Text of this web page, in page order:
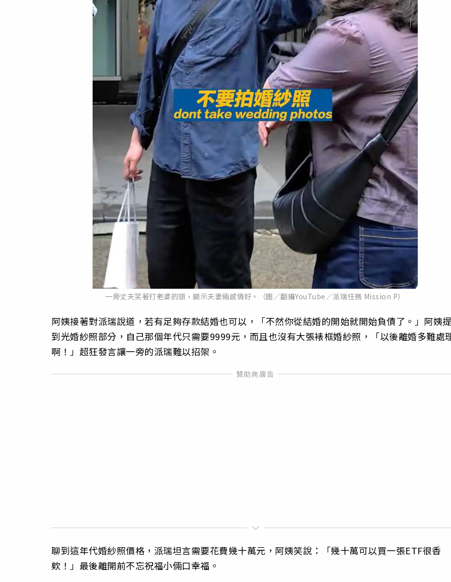
一旁丈夫笑著打老婆的頭，顯示夫妻倆感情好。（圖／翻攝YouTube／派瑞任務 Mission P）
阿姨接著對派瑞說道，若有足夠存款結婚也可以，「不然你從結婚的開始就開始負債了。」阿姨
到光婚紗照部分，自己那個年代只需要9999元，而且也沒有大張裱框婚紗照，「以後離婚多難處
啊！」超狂發言讓一旁的派瑞難以招架。
聊到這年代婚紗照價格，派瑞坦言需要花費幾十萬元，阿姨笑說：「幾十萬可以買一張ETF很香
欸！」最後離開前不忘祝福小倆口幸福。